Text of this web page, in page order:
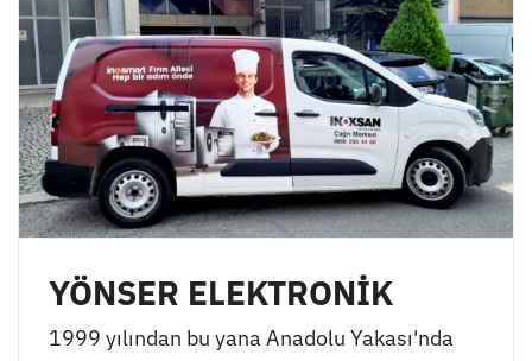
YÖNSER ELEKTRONİK
1999 yılından bu yana Anadolu Yakası'nda